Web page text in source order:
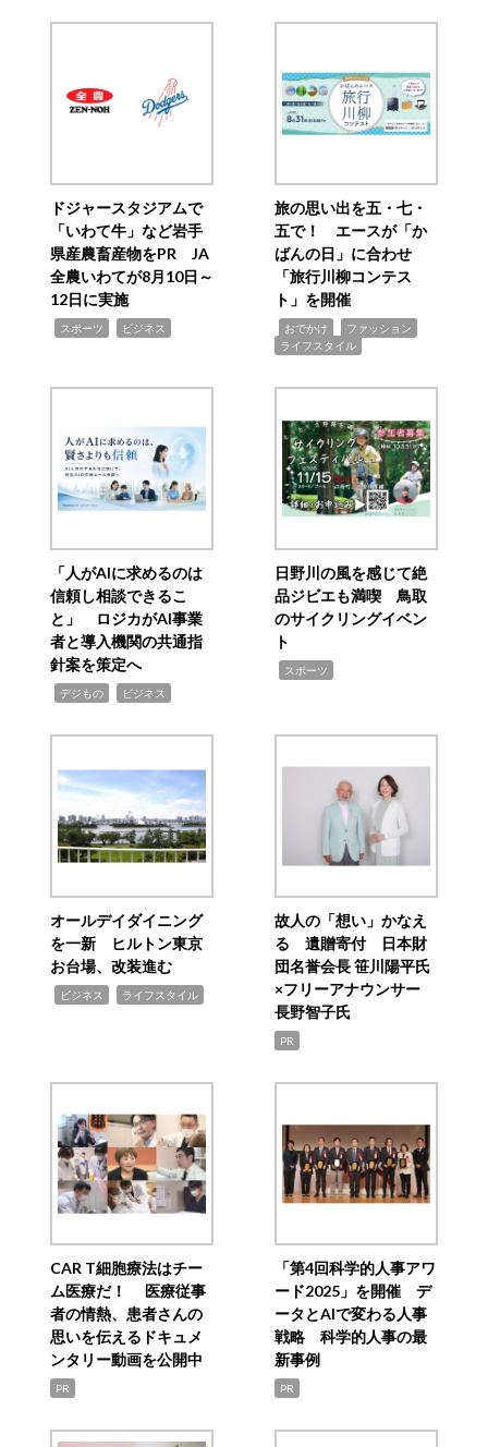
ドジャースタジアムで
「いわて牛」など岩手
県産農畜産物をPR JA
全農いわてが8月10日～
12日に実施
スポーツ ビジネス
旅の思い出を五・七・
五で！ エースが「か
ばんの日」に合わせ
「旅行川柳コンテス
ト」を開催
おでかけ ファッション
ライフスタイル
「人がAIに求めるのは
信頼し相談できるこ
と」 ロジカがAI事業
者と導入機関の共通指
針案を策定へ
デジもの ビジネス
日野川の風を感じて絶
品ジビエも満喫 鳥取
のサイクリングイベン
ト
スポーツ
オールデイダイニング
を一新 ヒルトン東京
お台場、改装進む
ビジネス ライフスタイル
故人の「想い」かなえ
る 遺贈寄付 日本財
団名誉会長 笹川陽平氏
×フリーアナウンサー
長野智子氏
PR
CAR T細胞療法はチー
ム医療だ！ 医療従事
者の情熱、患者さんの
思いを伝えるドキュメ
ンタリー動画を公開中
PR
「第4回科学的人事アワ
ード2025」を開催 デ
ータとAIで変わる人事
戦略 科学的人事の最
新事例
PR